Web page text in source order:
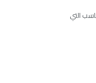
المكاسب التي